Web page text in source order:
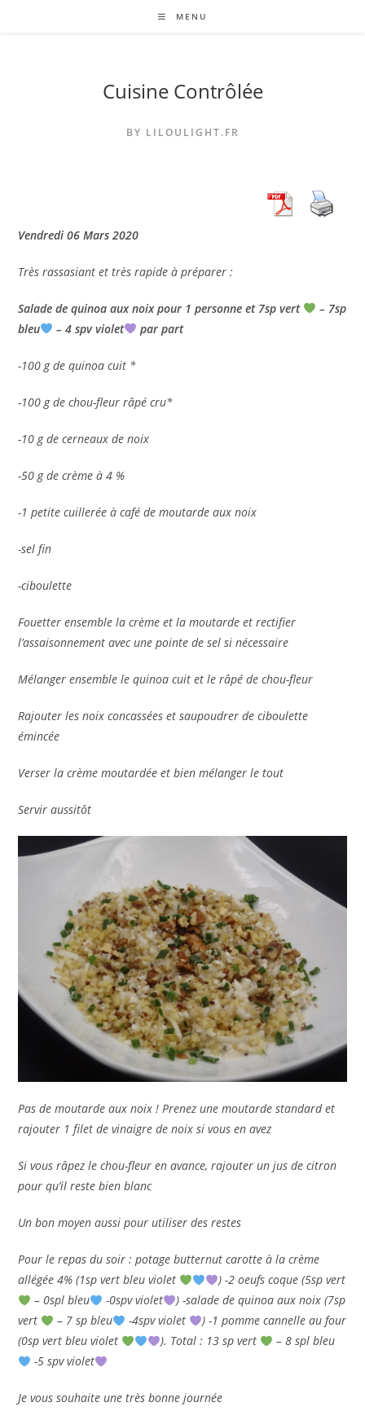
MENU
Cuisine Contrôlée
BY LILOULIGHT.FR
Vendredi 06 Mars 2020
Très rassasiant et très rapide à préparer :
Salade de quinoa aux noix pour 1 personne et 7sp vert
– 7sp
bleu
– 4 spv violet par part
-100 g de quinoa cuit *
-100 g de chou-fleur râpé cru*
-10 g de cerneaux de noix
-50 g de crème à 4 %
-1 petite cuillerée à café de moutarde aux noix
-sel fin
-ciboulette
Fouetter ensemble la crème et la moutarde et rectifier
l’assaisonnement avec une pointe de sel si nécessaire
Mélanger ensemble le quinoa cuit et le râpé de chou-fleur
Rajouter les noix concassées et saupoudrer de ciboulette
émincée
Verser la crème moutardée et bien mélanger le tout
Servir aussitôt
Pas de moutarde aux noix ! Prenez une moutarde standard et
rajouter 1 filet de vinaigre de noix si vous en avez
Si vous râpez le chou-fleur en avance, rajouter un jus de citron
pour qu’il reste bien blanc
Un bon moyen aussi pour utiliser des restes
Pour le repas du soir : potage butternut carotte à la crème
allégée 4% (1sp vert bleu violet
) -2 oeufs coque (5sp vert
– 0spl bleu
-0spv violet
) -salade de quinoa aux noix (7sp
vert
– 7 sp bleu -4spv violet
) -1 pomme cannelle au four
(0sp vert bleu violet
). Total : 13 sp vert
– 8 spl bleu
-5 spv violet
Je vous souhaite une très bonne journée